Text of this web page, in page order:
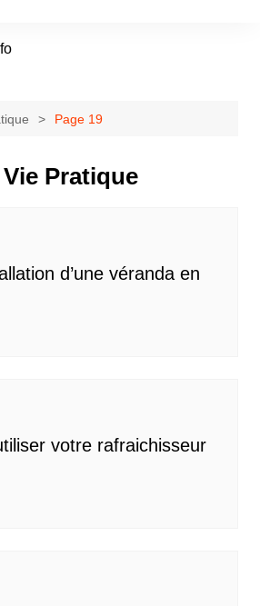
Page 19
Vie Pratique
d’une véranda en
votre rafraichisseur